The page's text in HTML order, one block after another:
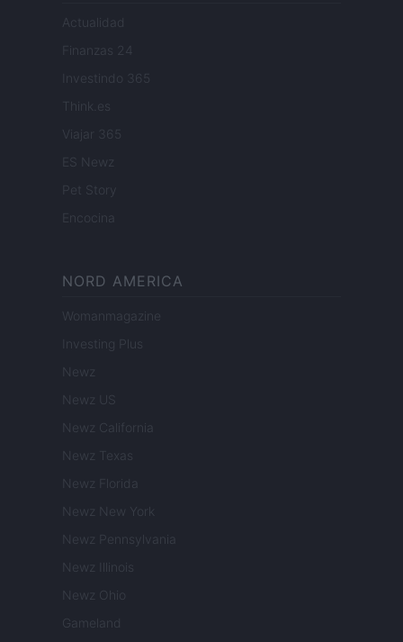
Actualidad
Finanzas 24
Investindo 365
Think.es
Viajar 365
ES Newz
Pet Story
Encocina
NORD AMERICA
Womanmagazine
Investing Plus
Newz
Newz US
Newz California
Newz Texas
Newz Florida
Newz New York
Newz Pennsylvania
Newz Illinois
Newz Ohio
Gameland